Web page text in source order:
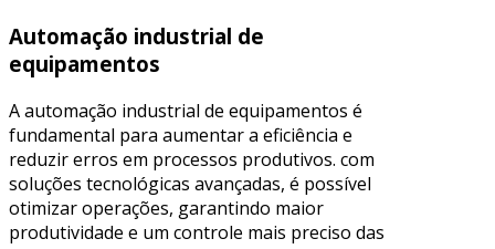
Automação industrial de
equipamentos
A automação industrial de equipamentos é
fundamental para aumentar a eficiência e
reduzir erros em processos produtivos. com
soluções tecnológicas avançadas, é possível
otimizar operações, garantindo maior
produtividade e um controle mais preciso das